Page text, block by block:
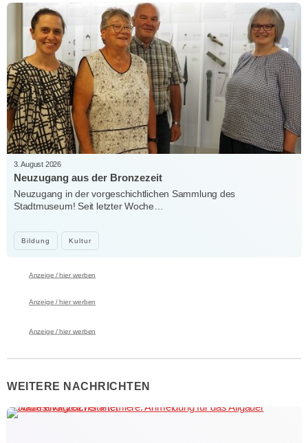
Bildung Kultur
3. August 2026
Neuzugang aus der Bronzezeit
Neuzugang in der vorgeschichtlichen Sammlung des
Stadtmuseum! Seit letzter Woche…
Anzeige / hier werben
Anzeige / hier werben
Anzeige / hier werben
WEITERE NACHRICHTEN